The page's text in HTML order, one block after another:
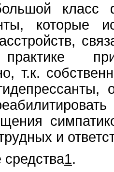
класс
которые
практике
т.к.
и
1.